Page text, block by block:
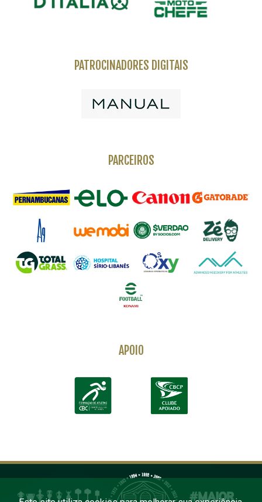
PATROCINADORES DIGITAIS
PARCEIROS
APOIO